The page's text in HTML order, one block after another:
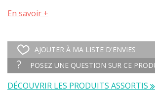
En savoir +
AJOUTER À MA LISTE D'ENVIES
POSEZ UNE QUESTION SUR CE
DÉCOUVRIR LES PRODUITS ASSORTIS